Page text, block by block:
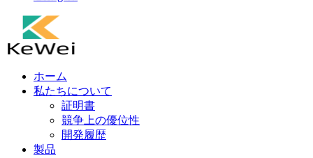
ホーム
私たちについて
証明書
競争上の優位性
開発履歴
製品